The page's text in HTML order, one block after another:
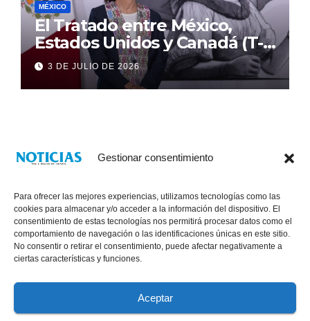
Gestionar consentimiento
Para ofrecer las mejores experiencias, utilizamos tecnologías como las
cookies para almacenar y/o acceder a la información del dispositivo. El
consentimiento de estas tecnologías nos permitirá procesar datos como el
comportamiento de navegación o las identificaciones únicas en este sitio.
No consentir o retirar el consentimiento, puede afectar negativamente a
ciertas características y funciones.
Aceptar
MÉXICO
El Tratado entre México,
Estados Unidos y Canadá (T-
MEC) se mantiene hasta el
2036: Presidenta Claudia
Sheinbaum
3 DE JULIO DE 2026
® Derechos Reservados 2026|
Chiapas. VENTAS: 961 6120154